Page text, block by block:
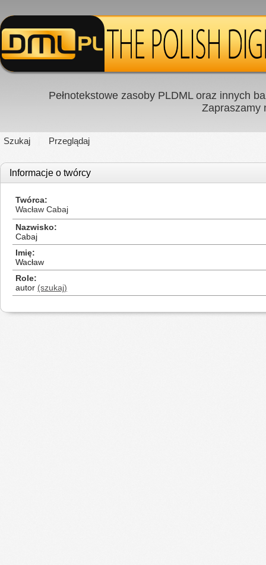
Pełnotekstowe zasoby PLDML oraz innych
Zapraszamy
Szukaj Przeglądaj
Informacje o twórcy
Twórca
Wacław Cabaj
Nazwisko
Cabaj
Imię
Wacław
Role
autor (szukaj)